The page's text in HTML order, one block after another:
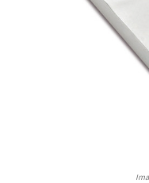
TOUS LES TARIFS
GUIDE : CHOIX
INSPIRATIONS ET
AMBIANCE LAITON